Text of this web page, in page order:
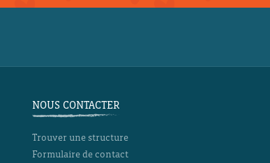
NOUS CONTACTER
Trouver une structure
Formulaire de contact